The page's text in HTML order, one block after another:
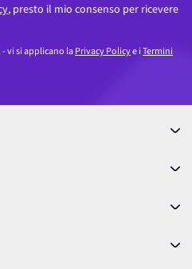
, presto il mio consenso per ricevere
vi si applicano laPrivacy Policye iTermini